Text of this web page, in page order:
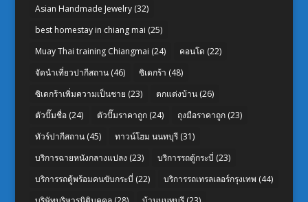
Asian Handmade Jewelry(32)
best homestay in chiang mai (25)
Muay Thai training Chiangmai (24) คอนโด (22)
จัดนำเที่ยวปากีสถาน(46) ซิเดกร้า (48)
ซิเดกร้าเพิ่มความเป็นชาย (23) ตกแต่งบ้าน(26)
ตัวปั๊มชื่อ(24) ตัวปั๊มราคาถูก(24) ถุงมือราคาถูก(23)
ทัวร์ปากีสถาน(45) ทาวน์โฮม นนทบุรี(31)
บริการฉายหนังกลางแปลง (23) บริการรถตู้กระบี่ (23)
บริการรถตู้พร้อมคนขับกระบี่ (22) บริการรถเทรลเลอร์กรุงเทพ (44)